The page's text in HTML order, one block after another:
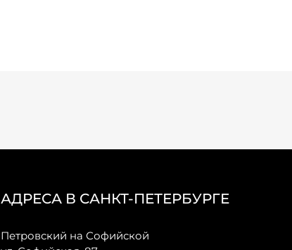
АДРЕСА В САНКТ-ПЕТЕРБУРГЕ
Петровский на Софийской